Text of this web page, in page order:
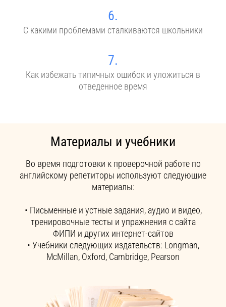
6.
С какими проблемами сталкиваются школьники
7.
Как избежать типичных ошибок и уложиться в
отведенное время
Материалы и учебники
Во время подготовки к проверочной работе по
английскому репетиторы используют следующие
материалы:
• Письменные и устные задания, аудио и видео,
тренировочные тесты и упражнения с сайта
ФИПИ и других интернет-сайтов
• Учебники следующих издательств: Longman,
McMillan, Oxford, Cambridge, Pearson